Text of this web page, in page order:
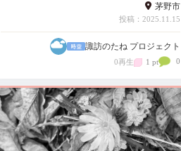
茅野市
投稿：2025.11.15
諏訪のたね プロジェクト
0再生 1 pt 0